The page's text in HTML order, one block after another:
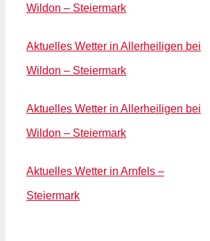
Wildon – Steiermark
Aktuelles Wetter in Allerheiligen bei
Wildon – Steiermark
Aktuelles Wetter in Allerheiligen bei
Wildon – Steiermark
Aktuelles Wetter in Arnfels –
Steiermark